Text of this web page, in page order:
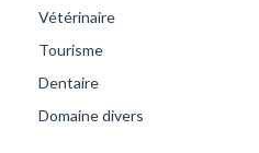
Vétérinaire
Tourisme
Dentaire
Domaine divers